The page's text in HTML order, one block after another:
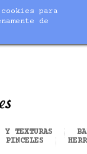
para
de
Y TEXTURAS
PINCELES